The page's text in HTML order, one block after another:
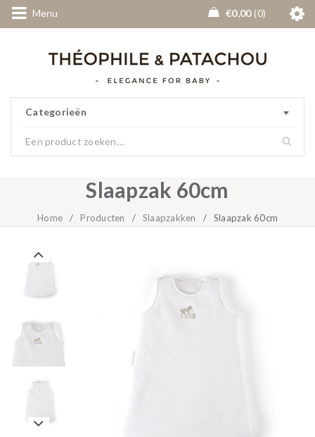
Menu €0,00 0
Categorieën
Slaapzak 60cm
Home / Producten / Slaapzakken / Slaapzak 60cm